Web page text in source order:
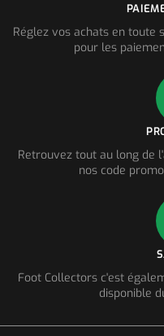
Réglez vos achats en toute
pour les
Retrouvez tout au long de
nos code
Foot Collectors c'est
disponible